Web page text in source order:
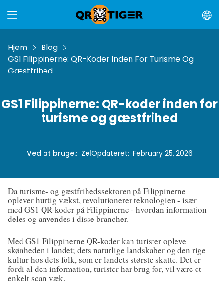
Hjem
Blog
GS1 Filippinerne: QR-Koder Inden For Turisme Og
Gæstfrihed
GS1 Filippinerne: QR-koder inden for
turisme og gæstfrihed
Ved at bruge.: ZelOpdateret: February 25, 2026
Da turisme- og gæstfrihedssektoren på Filippinerne
oplever hurtig vækst, revolutionerer teknologien - især
med GS1 QR-koder på Filippinerne - hvordan information
deles og anvendes i disse brancher.
Med GS1 Filippinerne QR-koder kan turister opleve
skønheden i landet; dets naturlige landskaber og den rige
kultur hos dets folk, som er landets største skatte. Det er
fordi al den information, turister har brug for, vil være et
enkelt scan væk.